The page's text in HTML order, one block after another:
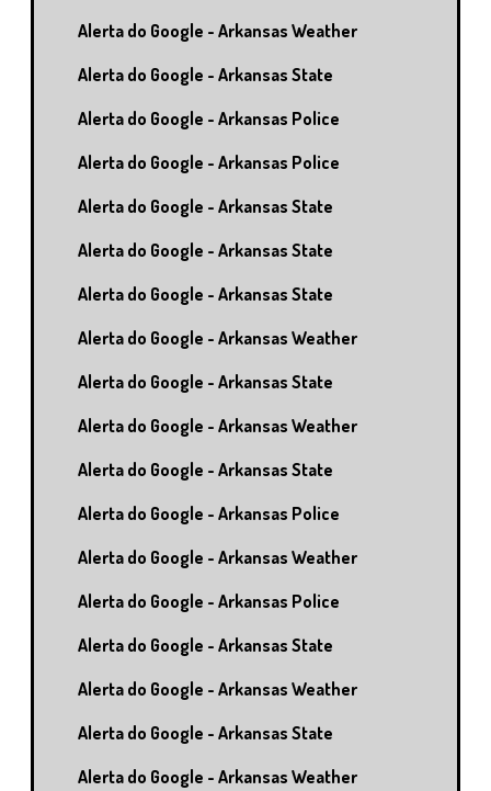
Alerta do Google - Arkansas Weather
Alerta do Google - Arkansas State
Alerta do Google - Arkansas Police
Alerta do Google - Arkansas Police
Alerta do Google - Arkansas State
Alerta do Google - Arkansas State
Alerta do Google - Arkansas State
Alerta do Google - Arkansas Weather
Alerta do Google - Arkansas State
Alerta do Google - Arkansas Weather
Alerta do Google - Arkansas State
Alerta do Google - Arkansas Police
Alerta do Google - Arkansas Weather
Alerta do Google - Arkansas Police
Alerta do Google - Arkansas State
Alerta do Google - Arkansas Weather
Alerta do Google - Arkansas State
Alerta do Google - Arkansas Weather